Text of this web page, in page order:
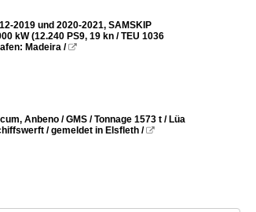
2019 und 2020-2021, SAMSKIP
kW (12.240 PS9, 19 kn / TEU 1036
Madeira /
Anbeno / GMS / Tonnage 1573 t / Lüa
/ gemeldet in Elsfleth /